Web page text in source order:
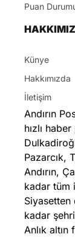
Puan
Künye
Hakkımızda
İletişim
Andırın
hızlı haber
Pazarcık,
Andırın,
kadar tüm
kadar
Anlık